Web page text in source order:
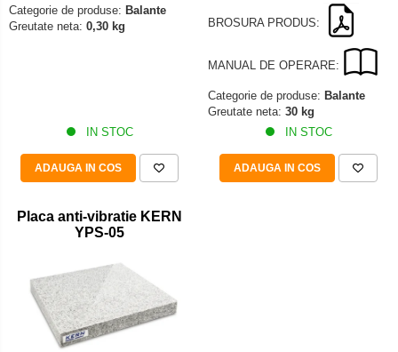
Standuri testare motorizata
Cleme
Convertor Analog-Digital
Picioare ajustabile
Piese pentru compresiune
Piulite zimtate si hexagonale
Placi etalon
Set pentru compresiune
Set suruburi otel
Suporti
Varf de impact
Categorie de produse: Balante
Greutate neta: 0,30 kg
IN STOC
ADAUGA IN COS
BROSURA PRODUS:
MANUAL DE OPERARE:
Categorie de produse: Balante
Greutate neta: 30 kg
IN STOC
ADAUGA IN COS
Placa anti-vibratie KERN
YPS-05